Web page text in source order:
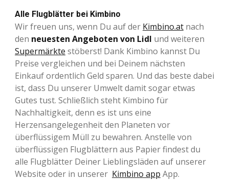
Alle Flugblätter bei Kimbino
Wir freuen uns, wenn Du auf der Kimbino.at nach
den neuesten Angeboten von Lidl und weiteren
Supermärkte stöberst! Dank Kimbino kannst Du
Preise vergleichen und bei Deinem nächsten
Einkauf ordentlich Geld sparen. Und das beste dabei
ist, dass Du unserer Umwelt damit sogar etwas
Gutes tust. Schließlich steht Kimbino für
Nachhaltigkeit, denn es ist uns eine
Herzensangelegenheit den Planeten vor
überflüssigem Müll zu bewahren. Anstelle von
überflüssigen Flugblättern aus Papier findest du
alle Flugblätter Deiner Lieblingsläden auf unserer
Website oder in unserer Kimbino app App.